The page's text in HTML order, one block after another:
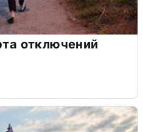
отключений